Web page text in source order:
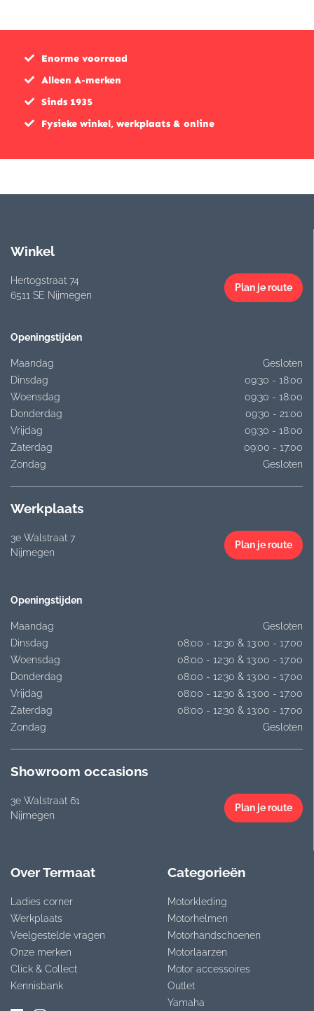
Enorme voorraad
Alleen A-merken
Sinds 1935
Fysieke winkel, werkplaats & online
Winkel
Hertogstraat 74
6511 SE Nijmegen
Plan je route
Openingstijden
Maandag
Gesloten
Dinsdag
09:30 - 18:00
Woensdag
09:30 - 18:00
Donderdag
09:30 - 21:00
Vrijdag
09:30 - 18:00
Zaterdag
09:00 - 17:00
Zondag
Gesloten
Werkplaats
3e Walstraat 7
Nijmegen
Plan je route
Openingstijden
Maandag
Gesloten
Dinsdag
08:00 - 12:30 & 13:00 - 17:00
Woensdag
08:00 - 12:30 & 13:00 - 17:00
Donderdag
08:00 - 12:30 & 13:00 - 17:00
Vrijdag
08:00 - 12:30 & 13:00 - 17:00
Zaterdag
08:00 - 12:30 & 13:00 - 17:00
Zondag
Gesloten
Showroom occasions
3e Walstraat 61
Nijmegen
Plan je route
Over Termaat
Ladies corner
Werkplaats
Veelgestelde vragen
Onze merken
Click & Collect
Kennisbank
Categorieën
Motorkleding
Motorhelmen
Motorhandschoenen
Motorlaarzen
Motor accessoires
Outlet
Yamaha